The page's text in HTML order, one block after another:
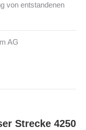
von entstandenen
AG
Strecke 4250